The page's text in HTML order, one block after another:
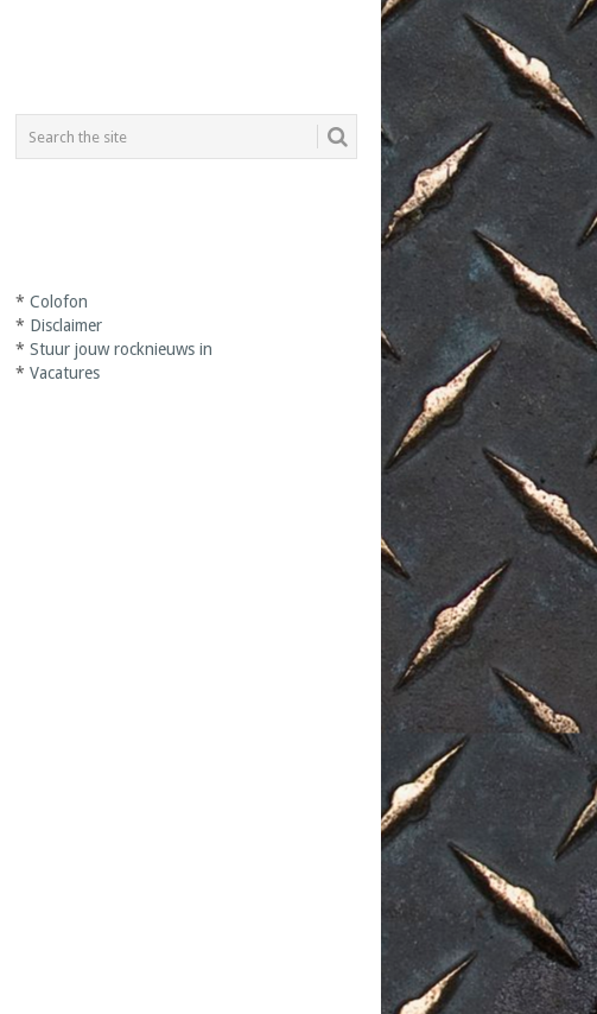
*Colofon
* Disclaimer
*Stuur jouw rocknieuws in
*Vacatures